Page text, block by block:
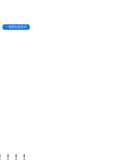
一键复制提取码
！！